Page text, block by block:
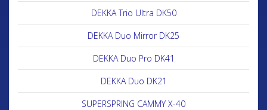
DEKKA Trio Ultra DK50
DEKKA Duo Mirror DK25
DEKKA Duo Pro DK41
DEKKA Duo DK21
SUPERSPRING CAMMY X-40